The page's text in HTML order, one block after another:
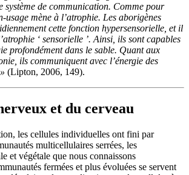
système de communication. Comme pour
usage mène à l’atrophie. Les aborigènes
cette fonction hypersensorielle, et il
‘ sensorielle ’. Ainsi, ils sont capables
profondément dans le sable. Quant aux
ils communiquent avec l’énergie des
(Lipton, 2006, 149).
et du cerveau
les cellules individuelles ont fini par
multicellulaires serrées, les
et végétale que nous connaissons
fermées et plus évoluées se servent